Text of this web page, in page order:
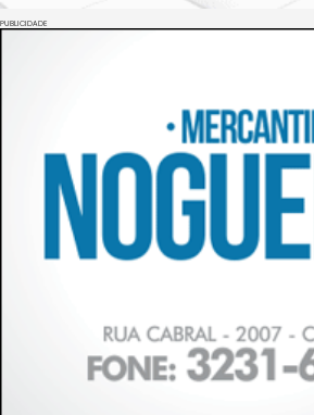
PUBLICIDADE